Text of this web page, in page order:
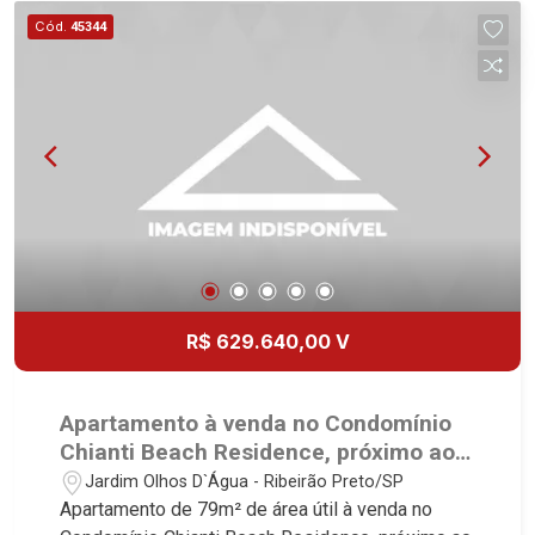
desde 2000. Especialistas em Venda, Locação e
Lançamentos! Avenida João Fiúsa, 1051 - Alto da
Cód. 45344
R$ 629.640,00 V
Apartamento à venda no Condomínio
Chianti Beach Residence, próximo ao
Parque Olhos D`água - Ribeirão
Preto/SP.
Jardim Olhos D`Água - Ribeirão Preto/SP
Apartamento de 79m² de área útil à venda no